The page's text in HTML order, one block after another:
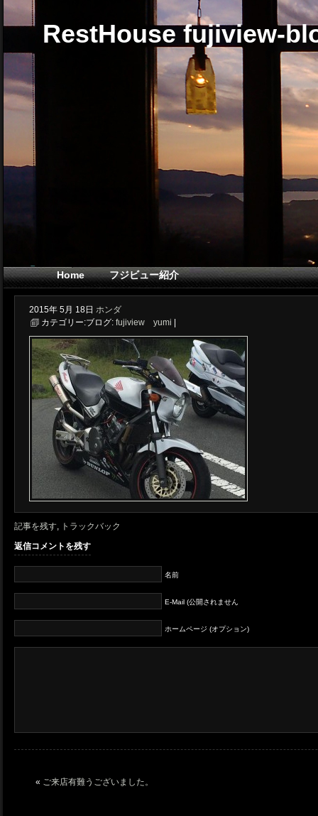
RestHouse fujiview-
Home フジビュー紹介
2015年 5月 18日 ホンダ
ブログ: fujiview yumi
カテゴリー:
記事を残す, トラックバック
返信コメントを残す
名前
E-Mail (公開されません
ホームページ (オプション)
« ご来店有難うございました。